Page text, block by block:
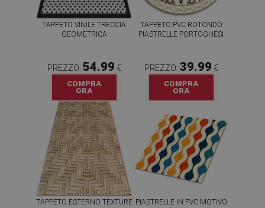
TAPPETO VINILE TRECCIA
GEOMETRICA
PREZZO: 54.99 €
COMPRA
ORA
TAPPETO PVC ROTONDO
PIASTRELLE PORTOGHESI
PREZZO: 39.99 €
COMPRA
ORA
TAPPETO ESTERNO TEXTURE PIASTRELLE IN PVC MOTIVO